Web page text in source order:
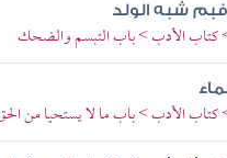
شبه الولد
الأدب > باب التبسم والضحك
الأدب > باب ما لا يستحيا من الحق